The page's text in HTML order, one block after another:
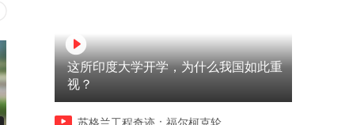
这所印度大学开学，为什么我国如此重
视？